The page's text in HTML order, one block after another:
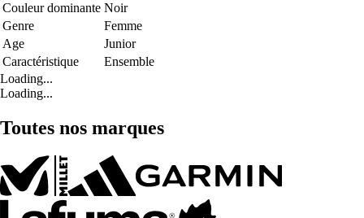
Couleur dominante Noir
Genre
Femme
Age
Junior
Caractéristique
Ensemble
Loading...
Loading...
Toutes nos marques